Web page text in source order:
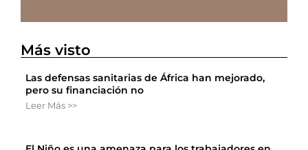
Más visto
Las defensas sanitarias de África han mejorado,
pero su financiación no
Leer Más >>